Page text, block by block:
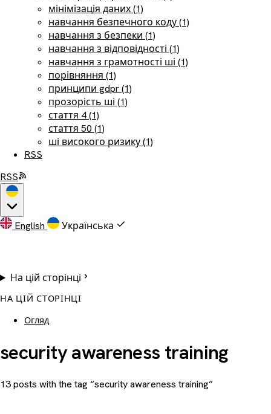
мінімізація даних (1)
навчання безпечного коду (1)
навчання з безпеки (1)
навчання з відповідності (1)
навчання з грамотності ші (1)
порівняння (1)
принципи gdpr (1)
прозорість ші (1)
стаття 4 (1)
стаття 50 (1)
ші високого ризику (1)
RSS
RSS
English Українська
На цій сторінці
НА ЦІЙ СТОРІНЦІ
Огляд
security awareness training
13 posts with the tag “security awareness training”